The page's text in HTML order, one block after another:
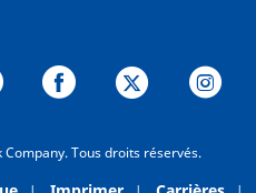
Tous droits réservés.